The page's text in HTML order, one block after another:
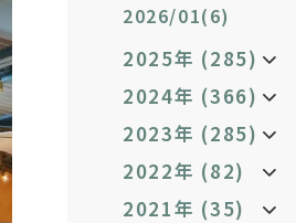
2026/01(6)
2025年 (285)
2024年 (366)
2023年 (285)
2022年 (82)
2021年 (35)